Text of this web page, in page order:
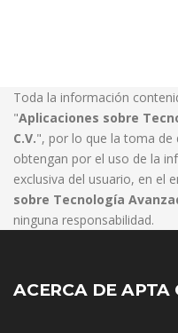
Toda la información
"Aplicaciones sobre
C.V.", por lo que la toma de
obtengan por el uso de la
exclusiva del usuario, en el
sobre Tecnología
ninguna responsabilidad.
ACERCA DE APTA